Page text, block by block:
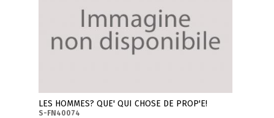
LES HOMMES? QUE' QUI CHOSE DE PROP'E!
S-FN40074